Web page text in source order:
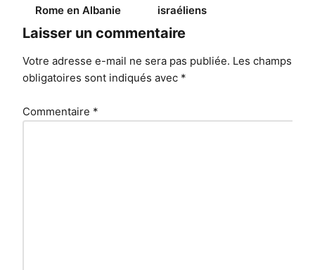
Rome en Albanie israéliens
Laisser un commentaire
Votre adresse e-mail ne sera pas publiée. Les champs
obligatoires sont indiqués avec *
Commentaire *